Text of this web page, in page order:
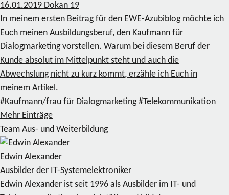
16.01.2019 Dokan 19
In meinem ersten Beitrag für den EWE-Azubiblog möchte ich
Euch meinen Ausbildungsberuf, den Kaufmann für
Dialogmarketing vorstellen. Warum bei diesem Beruf der
Kunde absolut im Mittelpunkt steht und auch die
Abwechslung nicht zu kurz kommt, erzähle ich Euch in
meinem Artikel.
#Kaufmann/frau für Dialogmarketing #Telekommunikation
Mehr Einträge
Team Aus- und Weiterbildung
Edwin Alexander
Ausbilder der IT-Systemelektroniker
Edwin Alexander ist seit 1996 als Ausbilder im IT- und